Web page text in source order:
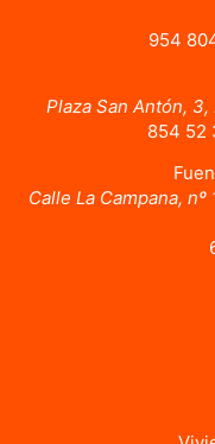
954
Plaza San Antón, 3,
854 52
Calle La Campana,